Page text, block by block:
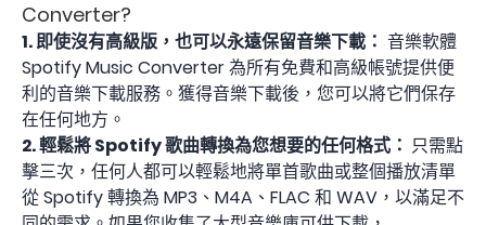
Converter?
1. 即使沒有高級版，也可以永遠保留音樂下載： 音樂軟體
Spotify Music Converter 為所有免費和高級帳號提供便
利的音樂下載服務。獲得音樂下載後，您可以將它們保存
在任何地方。
2. 輕鬆將 Spotify 歌曲轉換為您想要的任何格式： 只需點
擊三次，任何人都可以輕鬆地將單首歌曲或整個播放清單
從 Spotify 轉換為 MP3、M4A、FLAC 和 WAV，以滿足不